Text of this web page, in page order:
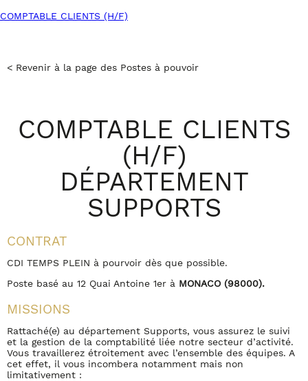
COMPTABLE CLIENTS (H/F)
< Revenir à la page des Postes à pouvoir
COMPTABLE CLIENTS
(H/F)
DÉPARTEMENT
SUPPORTS
CONTRAT
CDI TEMPS PLEIN à pourvoir dès que possible.
Poste basé au 12 Quai Antoine 1er à MONACO (98000).
MISSIONS
Rattaché(e) au département Supports, vous assurez le suivi
et la gestion de la comptabilité liée notre secteur d’activité.
Vous travaillerez étroitement avec l’ensemble des équipes. A
cet effet, il vous incombera notamment mais non
limitativement :